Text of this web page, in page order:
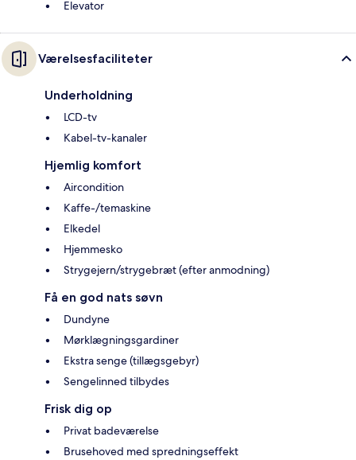
Elevator
Værelsesfaciliteter
Underholdning
LCD-tv
Kabel-tv-kanaler
Hjemlig komfort
Aircondition
Kaffe-/temaskine
Elkedel
Hjemmesko
Strygejern/strygebræt (efter anmodning)
Få en god nats søvn
Dundyne
Mørklægningsgardiner
Ekstra senge (tillægsgebyr)
Sengelinned tilbydes
Frisk dig op
Privat badeværelse
Brusehoved med spredningseffekt